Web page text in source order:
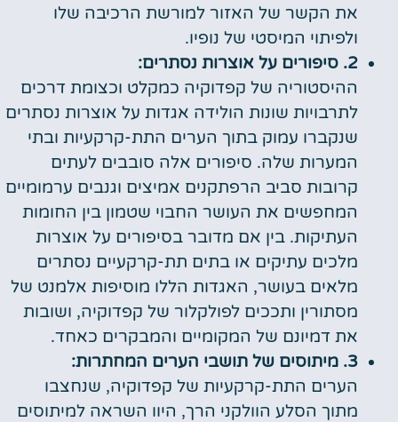
את הקשר של האזור למורשת הרכיבה שלו
ולפיתוי המיסטי של נופיו.
2. סיפורים על אוצרות נסתרים:
ההיסטוריה של קפדוקיה כמקלט וכצומת דרכים
לתרבויות שונות הולידה אגדות על אוצרות נסתרים
שנקברו עמוק בתוך הערים התת-קרקעיות ובתי
המערות שלה. סיפורים אלה סובבים לעתים
קרובות סביב הרפתקנים אמיצים וגנבים ערמומיים
המחפשים את העושר החבוי שטמון בין החומות
העתיקות. בין אם מדובר בסיפורים על אוצרות
מלכים עתיקים או בתים תת-קרקעיים נסתרים
מלאים בעושר, האגדות הללו מוסיפות אלמנט של
מסתורין ותככים לפולקלור של קפדוקיה, ושובות
את דמיונם של המקומיים והמבקרים כאחד.
3. מיתוסים של תושבי הערים המחתרות:
הערים התת-קרקעיות של קפדוקיה, שנחצבו
מתוך הסלע הוולקני הרך, היוו השראה למיתוסים